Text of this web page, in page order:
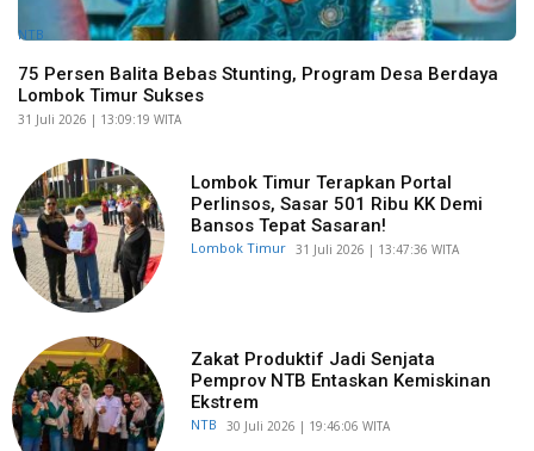
NTB
75 Persen Balita Bebas Stunting, Program Desa Berdaya
Lombok Timur Sukses
​31 Juli 2026 | 13:09:19 WITA
Lombok Timur Terapkan Portal
Perlinsos, Sasar 501 Ribu KK Demi
Bansos Tepat Sasaran!
Lombok Timur ​31 Juli 2026 | 13:47:36 WITA
Zakat Produktif Jadi Senjata
Pemprov NTB Entaskan Kemiskinan
Ekstrem
NTB ​30 Juli 2026 | 19:46:06 WITA